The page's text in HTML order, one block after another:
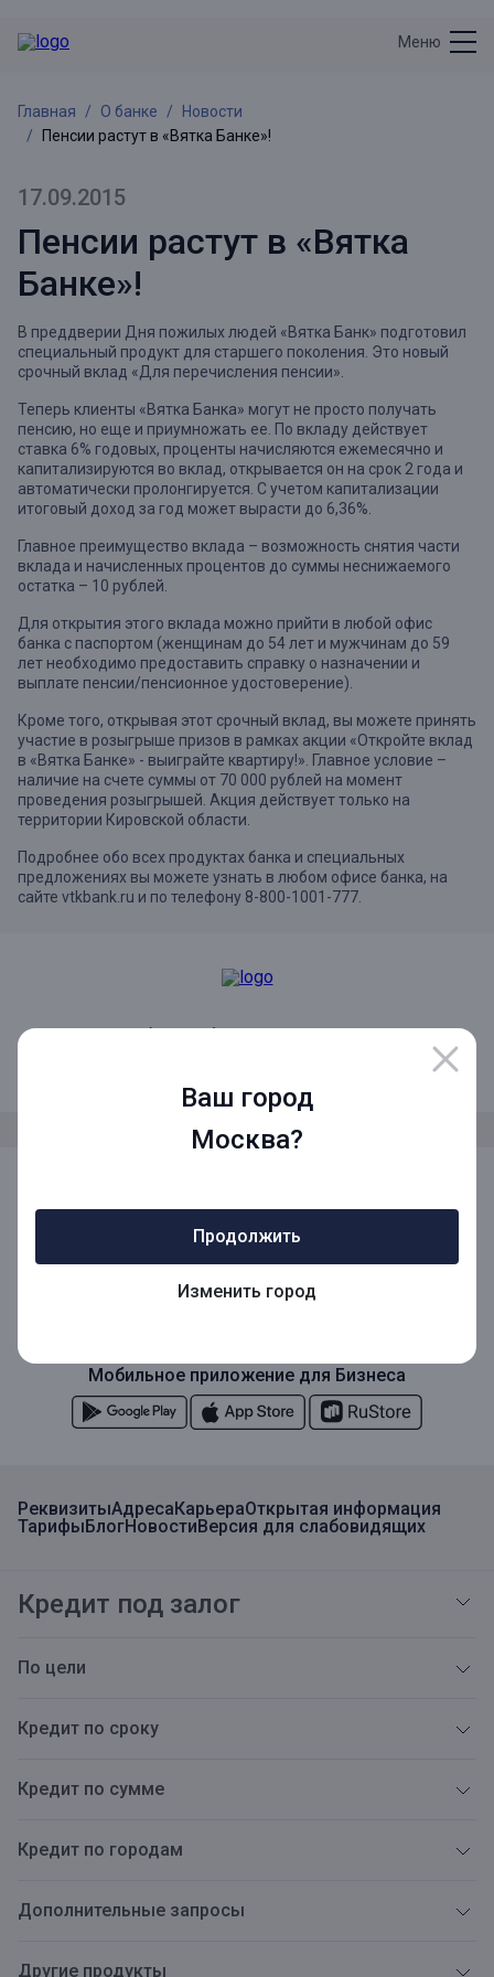
Ваш город
Москва?
Продолжить
Изменить город
Меню
Главная О банке
Новости
Пенсии растут в «Вятка Банке»!
17.09.2015
Пенсии растут в «Вятка
Банке»!
В преддверии Дня пожилых людей «Вятка Банк» подготовил
специальный продукт для старшего поколения. Это новый
срочный вклад «Для перечисления пенсии».
Теперь клиенты «Вятка Банка» могут не просто получать
пенсию, но еще и приумножать ее. По вкладу действует
ставка 6% годовых, проценты начисляются ежемесячно и
капитализируются во вклад, открывается он на срок 2 года и
автоматически пролонгируется. С учетом капитализации
итоговый доход за год может вырасти до 6,36%.
Главное преимущество вклада – возможность снятия части
вклада и начисленных процентов до суммы неснижаемого
остатка – 10 рублей.
Для открытия этого вклада можно прийти в любой офис
банка с паспортом (женщинам до 54 лет и мужчинам до 59
лет необходимо предоставить справку о назначении и
выплате пенсии/пенсионное удостоверение).
Кроме того, открывая этот срочный вклад, вы можете принять
участие в розыгрыше призов в рамках акции «Откройте вклад
в «Вятка Банке» - выиграйте квартиру!». Главное условие –
наличие на счете суммы от 70 000 рублей на момент
проведения розыгрышей. Акция действует только на
территории Кировской области.
Подробнее обо всех продуктах банка и специальных
предложениях вы можете узнать в любом офисе банка, на
сайте vtkbank.ru и по телефону 8-800-1001-777.
8 (800) 1001-777
РеквизитыАдресаКарьераОткрытая информация
ТарифыБлогНовостиВерсия для слабовидящих
Кредит под залог
По цели
Кредит по сроку
Кредит по сумме
Кредит по городам
Дополнительные запросы
Другие продукты
Мобильное приложение
Мобильное приложение для Бизнеса